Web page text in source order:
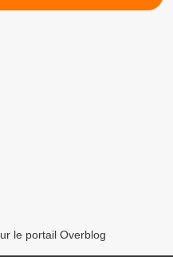
le portail Overblog